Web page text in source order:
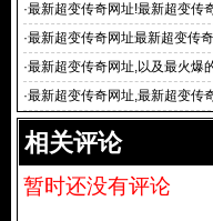
·最新超变传奇网址!最新超变传
立场
·最新超变传奇网址最新超变传
而传奇20
·最新超变传奇网址,以及最火爆
·最新超变传奇网址,最新超变传
游戏发布平台、游
相关评论
暂时还没有评论